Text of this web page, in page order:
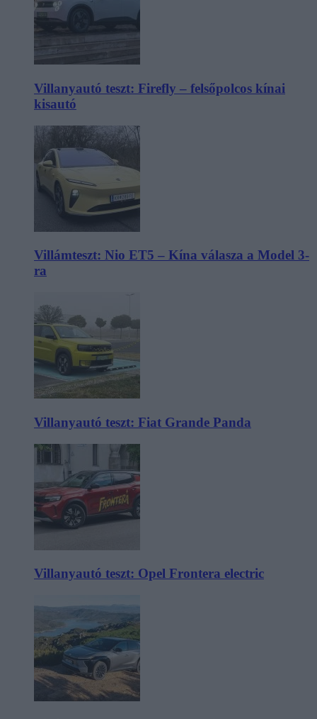
Villanyautó teszt: Firefly – felsőpolcos kínai
kisautó
Villámteszt: Nio ET5 – Kína válasza a Model 3-
ra
Villanyautó teszt: Fiat Grande Panda
Villanyautó teszt: Opel Frontera electric